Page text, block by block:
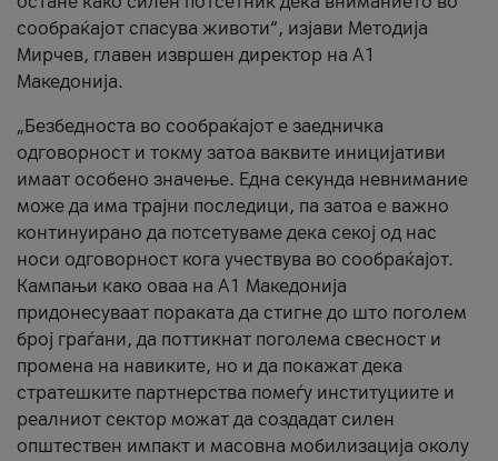
сообраќајот спасува животи“, изјави Методија
Мирчев, главен извршен директор на А1
Македонија.
„Безбедноста во сообраќајот е заедничка
одговорност и токму затоа ваквите иницијативи
имаат особено значење. Една секунда невнимание
може да има трајни последици, па затоа е важно
континуирано да потсетуваме дека секој од нас
носи одговорност кога учествува во сообраќајот.
Кампањи како оваа на A1 Македонија
придонесуваат пораката да стигне до што поголем
број граѓани, да поттикнат поголема свесност и
промена на навиките, но и да покажат дека
стратешките партнерства помеѓу институциите и
реалниот сектор можат да создадат силен
општествен импакт и масовна мобилизација околу